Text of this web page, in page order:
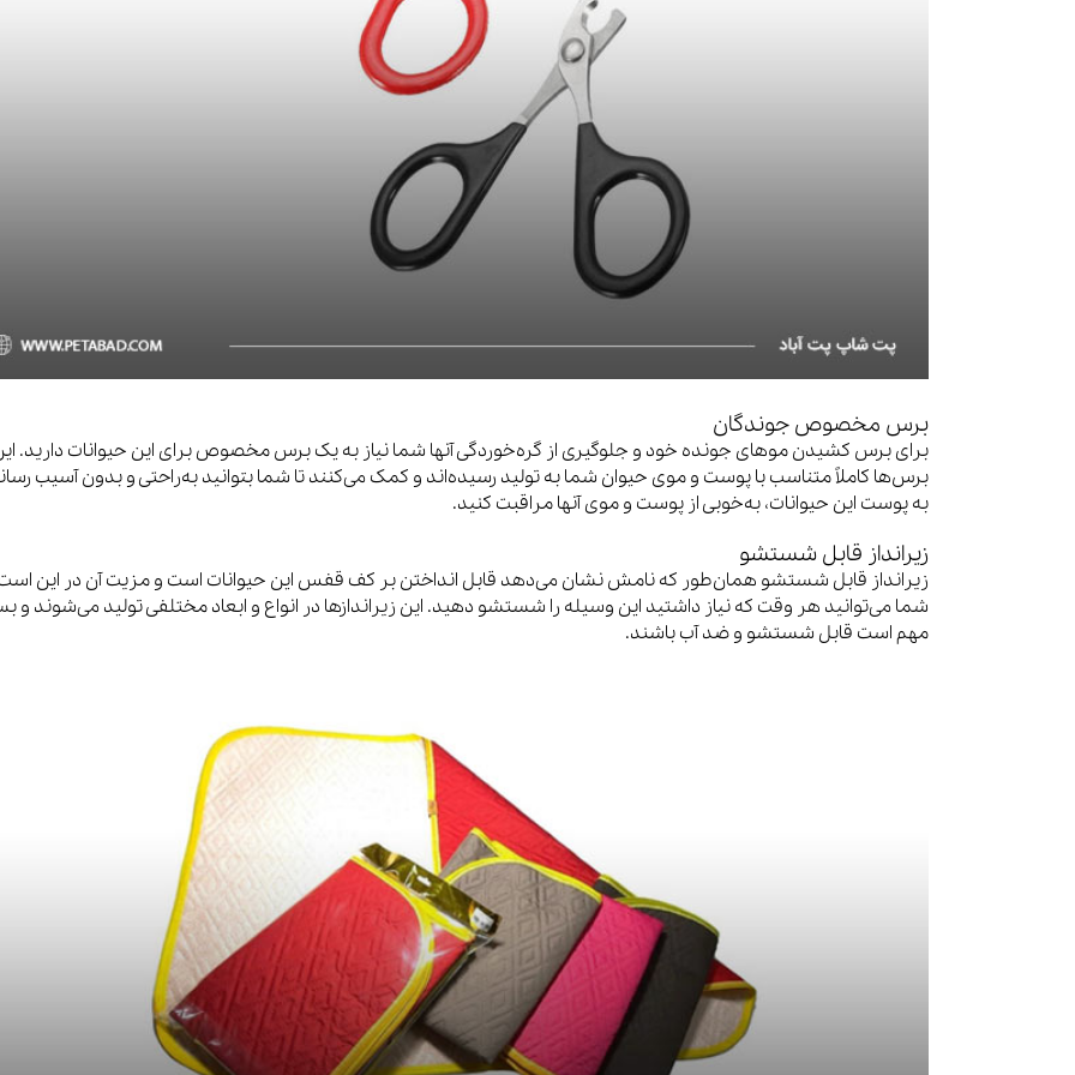
برس مخصوص جوندگان
برای برس کشیدن موهای جونده خود و جلوگیری از گره‌خوردگی آنها شما نیاز به یک برس مخصوص برای این حیوانات دارید.
برس‌ها کاملاً متناسب با پوست و موی حیوان شما به تولید رسیده‌اند و کمک می‌کنند تا شما بتوانید به‌راحتی و بدون آسیب
به پوست این حیوانات، به‌خوبی از پوست و موی آنها مراقبت کنید.
زیرانداز قابل شستشو
زیرانداز قابل شستشو همان‌طور که نامش نشان می‌دهد قابل انداختن بر کف قفس این حیوانات است و مزیت آن در این
شما می‌توانید هر وقت که نیاز داشتید این وسیله را شستشو دهید. این زیراندازها در انواع و ابعاد مختلفی تولید می‌شوند و
مهم است قابل شستشو و ضد آب باشند.